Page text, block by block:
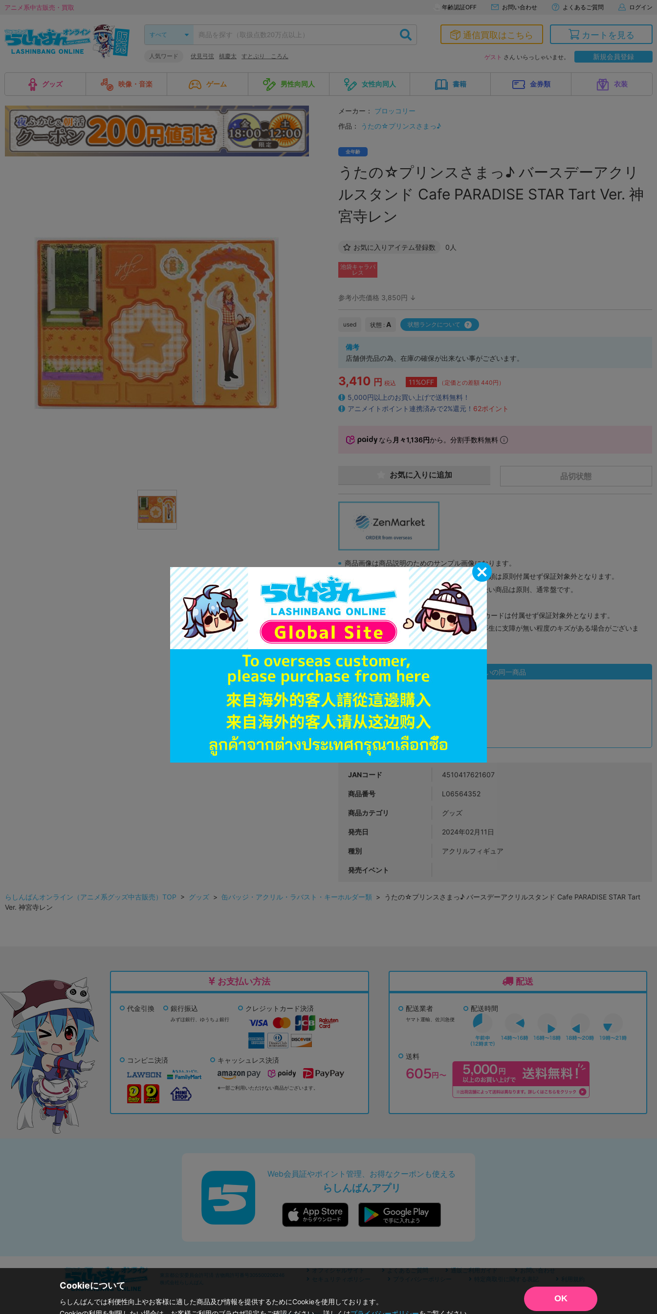
アニメ系中古販売・買取 年齢認証OFF お問い合わせ よくあるご質問 ログイン
人気ワード 伏見弓弦 槙慶太 すとぷり ころん
通信買取はこちら カートを見る
ゲスト さん いらっしゃいませ。 新規会員登録
グッズ 映像・音楽 ゲーム 男性向同人 女性向同人 書籍 金券類 衣装
メーカー：
ブロッコリー
作品：
うたの☆プリンスさまっ♪
全年齢
うたの☆プリンスさまっ♪ バースデーアクリ
ルスタンド Cafe PARADISE STAR Tart Ver. 神
宮寺レン
お気に入りアイテム登録数 0人
池袋キャラパ
レス
参考小売価格 3,850円 ↓
used 状態 : A 状態ランクについて
備考
店舗併売品の為、在庫の確保が出来ない事がございます。
3,410 円 税込 11%OFF （定価との差額 440円）
5,000円以上のお買い上げで送料無料！
アニメイトポイント連携済みで2%還元！ 62ポイント
なら 月々1,136円から。分割手数料無料
品切状態
お気に入りに追加
商品画像は商品説明のためのサンプル画像になります。
販促物、書籍の帯やぬいぐるみのタグ、コード類は原則付属せず保証対象外となります。
商品名や備考欄に特別な記載が無い限り取り扱い商品は原則、通常盤です。
「電池」は原則として保証対象外となります。
ゲーム機本体には、SDカードなどのメモリーカードは付属せず保証対象外となります。
ディスク類の読み取り面のキズに関しまして再生に支障が無い程度のキズがある場合がございま
す。
※詳細につきましてはコチラ
状態違いの同一商品
状態 :A
オンライン
品切状態 990円 税込
JANコード 4510417621607
商品番号 L06564352
商品カテゴリ グッズ
発売日 2024年02月11日
種別 アクリルフィギュア
発売イベント
らしんばんオンライン（アニメ系グッズ中古販売）TOP > グッズ > 缶バッジ・アクリル・ラバスト・キーホルダー類 > うたの☆プリンスさまっ♪ バースデーアクリルスタンド Cafe PARADISE STAR Tart
Ver. 神宮寺レン
お支払い方法
代金引換 銀行振込
みずほ銀行、 ゆうちょ銀行
クレジットカード決済
コンビニ決済 キャッシュレス決済
※一部ご利用いただけない商品がございます。
配送
配送業者
ヤマト運輸、佐川急便
配送時間
送料
Web会員証やポイント管理、お得なクーポンも使える
らしんばんアプリ
東京都公安委員会許可済 古物商許可番号305500206246
株式会社らしんばん
オフィシャルサイト よくあるご質問 通販ご利用ガイド
お問い合わせ
セキュリティポリシー
プライバシーポリシー 特定商取引に関する表記 利用規約
Cookieについて
らしんばんでは利便性向上やお客様に適した商品及び情報を提供するためにCookieを使用しております。
OK